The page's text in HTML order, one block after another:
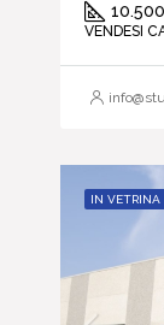
VENDESI
IN VETRINA